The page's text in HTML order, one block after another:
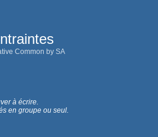
Common by SA
à écrire.
en groupe ou seul.